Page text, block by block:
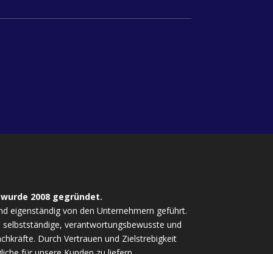
2008 gegründet.
eigenständig von den Unternehmern geführt.
verantwortungsbewusste und
Durch Vertrauen und Zielstrebigkeit